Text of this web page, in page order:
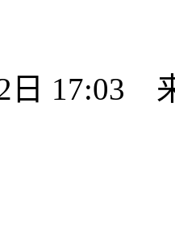
日 17:03